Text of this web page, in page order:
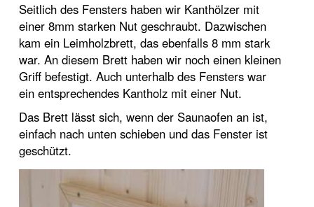
Seitlich des Fensters haben wir Kanthölzer mit
einer 8mm starken Nut geschraubt. Dazwischen
kam ein Leimholzbrett, das ebenfalls 8 mm stark
war. An diesem Brett haben wir noch einen kleinen
Griff befestigt. Auch unterhalb des Fensters war
ein entsprechendes Kantholz mit einer Nut.
Das Brett lässt sich, wenn der Saunaofen an ist,
einfach nach unten schieben und das Fenster ist
geschützt.